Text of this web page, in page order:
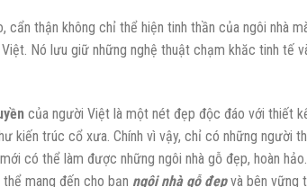
thận không chỉ thể hiện tinh thần của ngôi nhà
Nó lưu giữ những nghệ thuật chạm khăc tinh tế
của người Việt là một nét đẹp độc đáo với thiết
kiến trúc cổ xưa. Chính vì vậy, chỉ có những người
có thể làm được những ngôi nhà gỗ đẹp, hoàn
mang đến cho bạn ngôi nhà gỗ đẹpvà bên vững